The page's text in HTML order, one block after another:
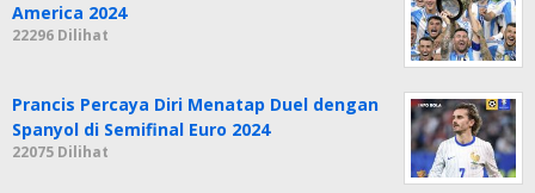
America 2024
22296 Dilihat
Prancis Percaya Diri Menatap Duel dengan
Spanyol di Semifinal Euro 2024
22075 Dilihat